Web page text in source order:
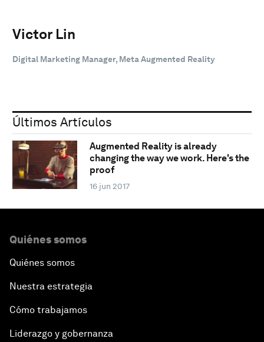
Victor Lin
Digital Marketing Manager, Meta Augmented Reality
Últimos Artículos
Augmented Reality is already
changing the way we work. Here's the
proof
16 jun 2017
Quiénes somos
Quiénes somos
Nuestra estrategia
Cómo trabajamos
Liderazgo y gobernanza